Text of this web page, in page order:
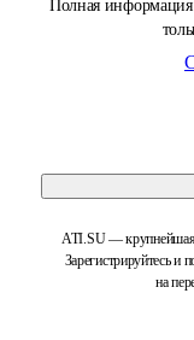
Полная информация
ATI.SU — крупнейшая
Зарегистрируйтесь и
на